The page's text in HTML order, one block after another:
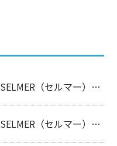
SELMER（セルマー）のシュプレームについて【アルトサクソフォン】
SELMER（セルマー）のSignatureについて【クラリネット】